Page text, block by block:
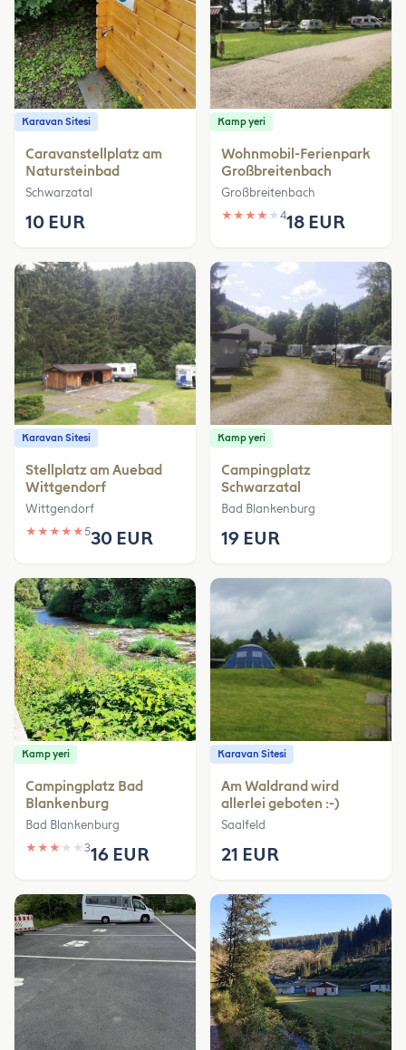
Karavan Sitesi
Caravanstellplatz am
Natursteinbad
Schwarzatal
10 EUR
Kamp yeri
Wohnmobil-Ferienpark
Großbreitenbach
Großbreitenbach
★ ★ ★ ★ ★ 418 EUR
Karavan Sitesi
Stellplatz am Auebad
Wittgendorf
Wittgendorf
★ ★ ★ ★ ★530 EUR
Kamp yeri
Campingplatz
Schwarzatal
Bad Blankenburg
19 EUR
Kamp yeri
Campingplatz Bad
Blankenburg
Bad Blankenburg
★ ★ ★ ★ ★ 316 EUR
Karavan Sitesi
Am Waldrand wird
allerlei geboten :-)
Saalfeld
21 EUR